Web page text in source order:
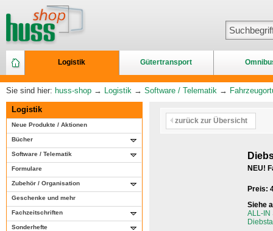
Logistik Gütertransport
Sie sind hier: huss-shop → Logistik → Software / Telematik →
Logistik
Neue Produkte / Aktionen
Bücher
Software / Telematik
Formulare
Zubehör / Organisation
Geschenke und mehr
Fachzeitschriften
Sonderhefte
zurück zur Übersicht
NEU!
Preis:
Siehe
ALL-IN